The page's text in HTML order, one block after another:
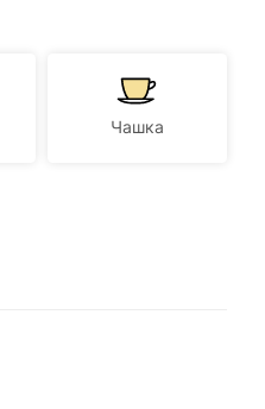
Чашка